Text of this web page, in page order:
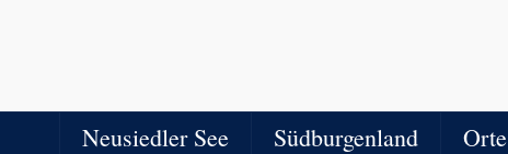
Neusiedler See Südburgenland Orte